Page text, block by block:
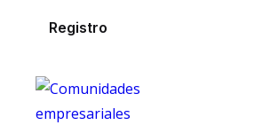
Registro